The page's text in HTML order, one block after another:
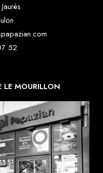
52
LE MOURILLON